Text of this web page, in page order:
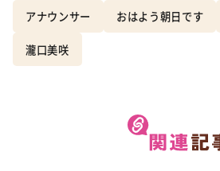
アナウンサー おはよう朝日です
瀧口美咲